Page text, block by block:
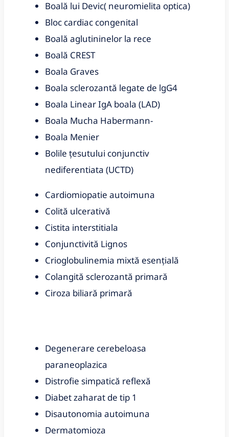
Boală lui Devic( neuromielita optica)
Bloc cardiac congenital
Boală aglutininelor la rece
Boală CREST
Boala Graves
Boala sclerozantă legate de lgG4
Boala Linear IgA boala (LAD)
Boala Mucha Habermann-
Boala Menier
Bolile țesutului conjunctiv
nediferentiata (UCTD)
Cardiomiopatie autoimuna
Colită ulcerativă
Cistita interstitiala
Conjunctivită Lignos
Crioglobulinemia mixtă esențială
Colangită sclerozantă primară
Ciroza biliară primară
Degenerare cerebeloasa
paraneoplazica
Distrofie simpatică reflexă
Diabet zaharat de tip 1
Disautonomia autoimuna
Dermatomioza